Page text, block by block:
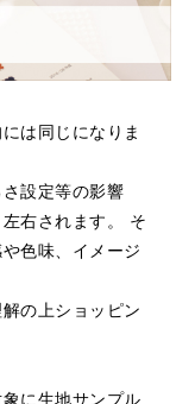
は同じになりま
設定等の影響
右されます。
そ
色味、イメージ
の上ショッピン
に生地サンプル